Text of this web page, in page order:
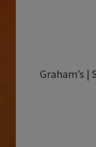
Graham’s |